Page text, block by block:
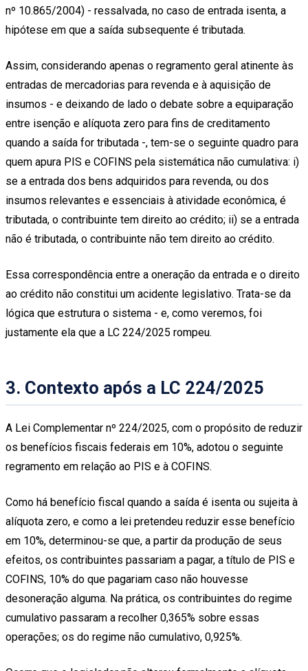
nº 10.865/2004) - ressalvada, no caso de entrada isenta, a
hipótese em que a saída subsequente é tributada.
Assim, considerando apenas o regramento geral atinente às
entradas de mercadorias para revenda e à aquisição de
insumos - e deixando de lado o debate sobre a equiparação
entre isenção e alíquota zero para fins de creditamento
quando a saída for tributada -, tem-se o seguinte quadro para
quem apura PIS e COFINS pela sistemática não cumulativa: i)
se a entrada dos bens adquiridos para revenda, ou dos
insumos relevantes e essenciais à atividade econômica, é
tributada, o contribuinte tem direito ao crédito; ii) se a entrada
não é tributada, o contribuinte não tem direito ao crédito.
Essa correspondência entre a oneração da entrada e o direito
ao crédito não constitui um acidente legislativo. Trata-se da
lógica que estrutura o sistema - e, como veremos, foi
justamente ela que a LC 224/2025 rompeu.
3. Contexto após a LC 224/2025
A Lei Complementar nº 224/2025, com o propósito de reduzir
os benefícios fiscais federais em 10%, adotou o seguinte
regramento em relação ao PIS e à COFINS.
Como há benefício fiscal quando a saída é isenta ou sujeita à
alíquota zero, e como a lei pretendeu reduzir esse benefício
em 10%, determinou-se que, a partir da produção de seus
efeitos, os contribuintes passariam a pagar, a título de PIS e
COFINS, 10% do que pagariam caso não houvesse
desoneração alguma. Na prática, os contribuintes do regime
cumulativo passaram a recolher 0,365% sobre essas
operações; os do regime não cumulativo, 0,925%.